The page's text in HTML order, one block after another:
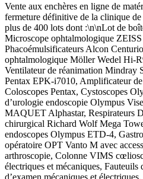
Vente aux enchères en ligne de
fermeture définitive de la clinique
plus de 400 lots dont :\n\nLot de
Microscope ophtalmologique
Phacoémulsificateurs Alcon
ophtalmologique Möller Wedel Hi-
Ventilateur de réanimation Mindray
Pentax EPK-i7010, Amplificateur
Coloscopes Pentax, Cystoscopes
d’urologie endoscopie Olympus
MAQUET Alphastar, Respirateurs
chirurgical Richard Wolf Mega
endoscopes Olympus ETD-4,
opératoire OPT Vanto M avec
arthroscopie, Colonne VIMS
électriques et mécaniques, Fauteuils
d’examen mécaniques et